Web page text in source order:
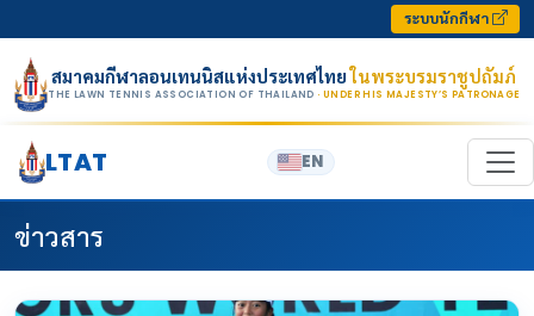
ระบบนักกีฬา
สมาคมกีฬาลอนเทนนิสแห่งประเทศไทยในพระบรมราชูปถัมภ์
THE LAWN TENNIS ASSOCIATION OF THAILAND · UNDER HIS MAJESTY’S PATRONAGE
LTAT EN
ข่าวสาร